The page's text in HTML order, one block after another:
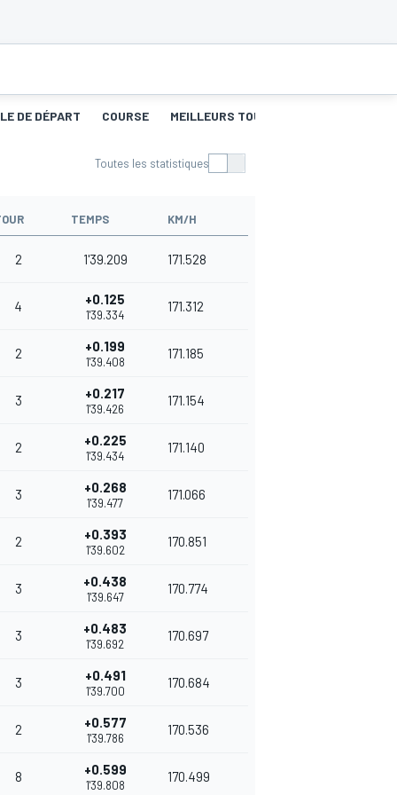
DE DÉPART COURSE MEILLEURS TOURS 1
Toutes les statistiques
TEMPS KM/H
2 1'39.209 171.528
4 +0.125
1'39.334
171.312
2 +0.199
1'39.408
171.185
3 +0.217
1'39.426
171.154
2 +0.225
1'39.434
171.140
3 +0.268
1'39.477
171.066
2 +0.393
1'39.602
170.851
3 +0.438
1'39.647
170.774
3 +0.483
1'39.692
170.697
3 +0.491
1'39.700
170.684
2 +0.577
1'39.786
170.536
8 +0.599
1'39.808
170.499